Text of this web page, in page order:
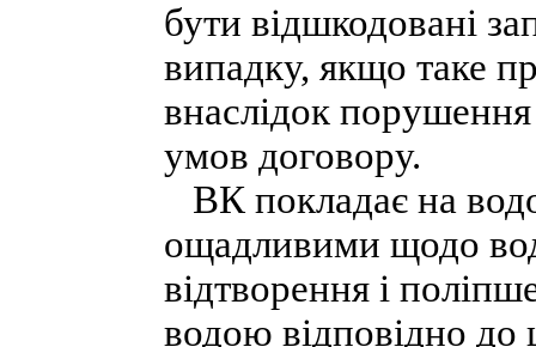
бути відшкодовані
випадку, якщо таке
внаслідок
умов договору.
ВК покладає на
ощадливими щодо
відтворення і
водою відповідно до